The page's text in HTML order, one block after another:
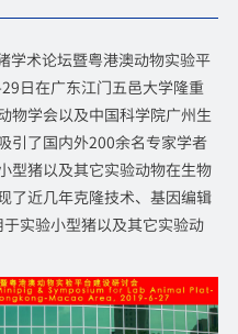
学术论坛暨粤港澳动物实验平
日在广东江门五邑大学隆重
物学会以及中国科学院广州生
引了国内外200余名专家学者
型猪以及其它实验动物在生物
了近几年克隆技术、基因编辑
实验小型猪以及其它实验动